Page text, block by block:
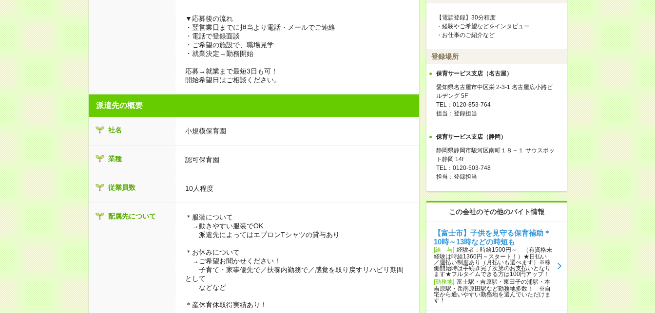
▼応募後の流れ
・翌営業日までに担当より電話・メールでご連絡
・電話で登録面談
・ご希望の施設で、職場見学
・就業決定→勤務開始
応募→就業まで最短3日も可！
開始希望日はご相談ください。
派遣先の概要
社名 小規模保育園
業種 認可保育園
従業員数 10人程度
配属先について
＊服装について
→動きやすい服装でOK
派遣先によってはエプロンTシャツの貸与あり
＊お休みについて
→ご希望お聞かせください！
子育て・家事優先で／扶養内勤務で／感覚を取り戻すリハビリ期間
として
などなど
＊産休育休取得実績あり！
【電話登録】30分程度
・経験やご希望などをインタビュー
・お仕事のご紹介など
登録場所
保育サービス支店（名古屋）
愛知県名古屋市中区栄 2-3-1 名古屋広小路ビ
ルヂング 5F
TEL：0120-853-764
担当：登録担当
保育サービス支店（静岡）
静岡県静岡市駿河区南町１８－１ サウスポッ
ト静岡 14F
TEL：0120-503-748
担当：登録担当
この会社のその他のバイト情報
【富士市】子供を見守る保育補助＊
10時～13時などの時短も
[給 与] 経験者：時給1500円～ （有資格未
経験は時給1360円～スタート！）★日払い
／週払い制度あり（月払いも選べます）※稼
働開始時は手続き完了次第のお支払いとなり
ます★フルタイムできる方は100円アップ！
[勤務地] 富士駅・吉原駅・東田子の浦駅・本
吉原駅・岳南原田駅など勤務地多数！ ※自
宅から通いやすい勤務地を選んでいただけま
す！